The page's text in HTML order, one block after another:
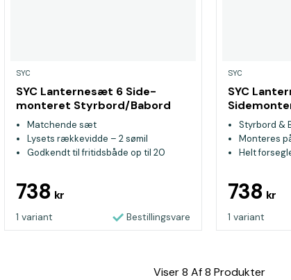
SYC
SYC Lanternesæt 6 Side­
monteret Styrbord/Babord
Mini
Matchende sæt
Lysets rækkevidde – 2 sømil
Godkendt til fritidsbåde op til 20
738 kr
1 variant Bestillingsvare
SYC
SYC
Bagbord
Styrbord &
Monteres
Helt
738 kr
1 variant
Viser 8 Af 8 Produkter